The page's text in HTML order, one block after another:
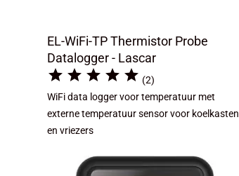
EL-WiFi-TP Thermistor Probe
Datalogger - Lascar
     (2)
WiFi data logger voor temperatuur met
externe temperatuur sensor voor koelkasten
en vriezers